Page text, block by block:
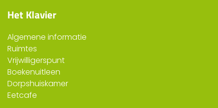
Het Klavier
Algemene informatie
Ruimtes
Vrijwilligerspunt
Boekenuitleen
Dorpshuiskamer
Eetcafe